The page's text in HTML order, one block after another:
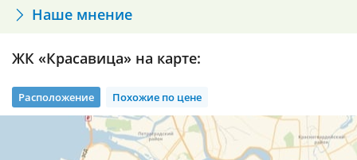
Наше мнение
ЖК «Красавица» на карте:
Расположение Похожие по цене